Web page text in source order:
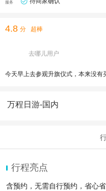
服务
4.8 分 超棒
去哪儿用户
今天早上去参观升旗仪式，本来没有
万程日游-国内
行程亮点
含预约，无需自行预约，省心